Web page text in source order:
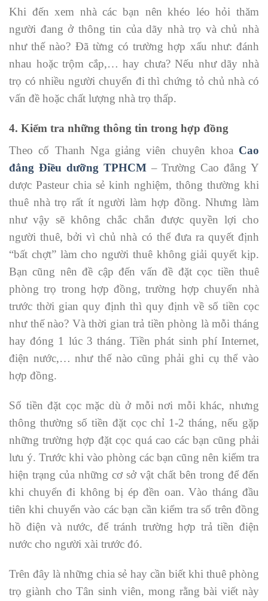
Khi đến xem nhà các bạn nên khéo léo hỏi thăm
người đang ở thông tin của dãy nhà trọ và chủ nhà
như thế nào? Đã từng có trường hợp xấu như: đánh
nhau hoặc trộm cắp,… hay chưa? Nếu như dãy nhà
trọ có nhiều người chuyển đi thì chứng tỏ chủ nhà có
vấn đề hoặc chất lượng nhà trọ thấp.
4. Kiểm tra những thông tin trong hợp đồng
Theo cố Thanh Nga giảng viên chuyên khoa Cao
đẳng Điều dưỡng TPHCM– Trường Cao đẳng Y
dược Pasteur chia sẻ kinh nghiệm, thông thường khi
thuê nhà trọ rất ít người làm hợp đồng. Nhưng làm
như vậy sẽ không chắc chắn được quyền lợi cho
người thuê, bởi vì chủ nhà có thể đưa ra quyết định
“bất chợt” làm cho người thuê không giải quyết kịp.
Bạn cũng nên đề cập đến vấn đề đặt cọc tiền thuê
phòng trọ trong hợp đồng, trường hợp chuyển nhà
trước thời gian quy định thì quy định về số tiền cọc
như thế nào? Và thời gian trả tiền phòng là mỗi tháng
hay đóng 1 lúc 3 tháng. Tiền phát sinh phí Internet,
điện nước,… như thế nào cũng phải ghi cụ thể vào
hợp đồng.
Số tiền đặt cọc mặc dù ở mỗi nơi mỗi khác, nhưng
thông thường số tiền đặt cọc chỉ 1-2 tháng, nếu gặp
những trường hợp đặt cọc quá cao các bạn cũng phải
lưu ý. Trước khi vào phòng các bạn cũng nên kiểm tra
hiện trạng của những cơ sở vật chất bên trong để đến
khi chuyển đi không bị ép đền oan. Vào tháng đầu
tiên khi chuyển vào các bạn cần kiểm tra số trên đồng
hồ điện và nước, để tránh trường hợp trả tiền điện
nước cho người xài trước đó.
Trên đây là những chia sẻ hay cần biết khi thuê phòng
trọ giành cho Tân sinh viên, mong rằng bài viết này